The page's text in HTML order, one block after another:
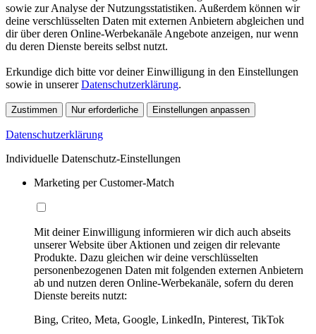
sowie zur Analyse der Nutzungsstatistiken. Außerdem können wir
deine verschlüsselten Daten mit externen Anbietern abgleichen und
dir über deren Online-Werbekanäle Angebote anzeigen, nur wenn
du deren Dienste bereits selbst nutzt.
Erkundige dich bitte vor deiner Einwilligung in den Einstellungen
sowie in unsererDatenschutzerklärung.
Zustimmen Nur erforderliche Einstellungen anpassen
Datenschutzerklärung
Individuelle Datenschutz-Einstellungen
Marketing per Customer-Match
Mit deiner Einwilligung informieren wir dich auch abseits
unserer Website über Aktionen und zeigen dir relevante
Produkte. Dazu gleichen wir deine verschlüsselten
personenbezogenen Daten mit folgenden externen Anbietern
ab und nutzen deren Online-Werbekanäle, sofern du deren
Dienste bereits nutzt:
Bing, Criteo, Meta, Google, LinkedIn, Pinterest, TikTok